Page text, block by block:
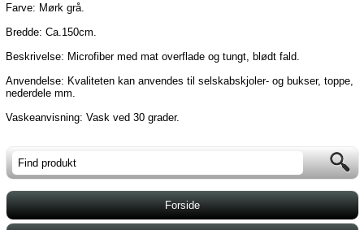
Farve: Mørk grå.
Bredde: Ca.150cm.
Beskrivelse: Microfiber med mat overflade og tungt, blødt fald.
Anvendelse: Kvaliteten kan anvendes til selskabskjoler- og bukser, toppe,
nederdele mm.
Vaskeanvisning: Vask ved 30 grader.
Forside